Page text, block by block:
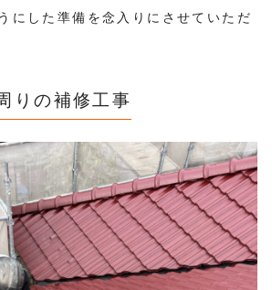
にした準備を念入りにさせていただ
りの補修工事